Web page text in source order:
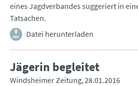
eines Jagdverbandes suggeriert in
Tatsachen.
Datei herunterladen
Jägerin begleitet
Windsheimer Zeitung 28.01.2016